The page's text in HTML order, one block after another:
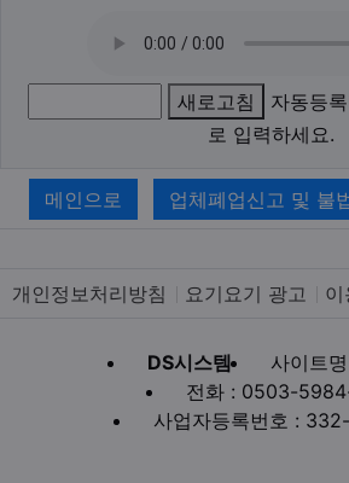
새로고침
자동등
로 입력하세요.
메인으로 업체폐업신고 및 불
개인정보처리방침 요기요기 광고
DS시스템
사이트
전화 : 0503-
사업자등록번호 :